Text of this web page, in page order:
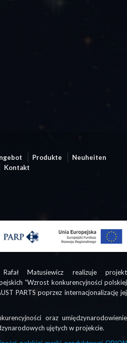
Produkte
Neuheiten
Kontakt
Rafał Matusiewicz realizuje projekt
“Wzrost konkurencyjności polskiej
PARTS poprzez internacjonalizację jej
oraz umiędzynarodowienie
ujętych w projekcie.